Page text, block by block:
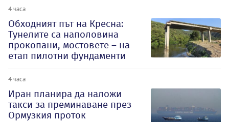
4 часа
Обходният път на Кресна:
Тунелите са наполовина
прокопани, мостовете – на
етап пилотни фундаменти
4 часа
Иран планира да наложи
такси за преминаване през
Ормузкия проток